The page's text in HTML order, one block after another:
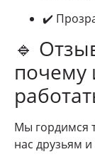
✔️
🔹
почему
Мы гордимся
нас друзьям